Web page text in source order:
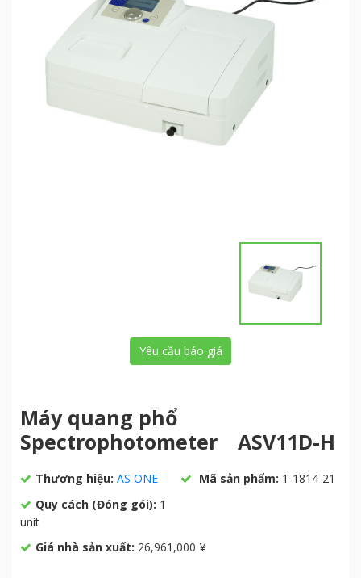
Yêu cầu báo giá
Máy quang phổ
Spectrophotometer ASV11D-H
Thương hiệu: AS ONE Mã sản phẩm: 1-1814-21
Quy cách (Đóng gói): 1
unit
Giá nhà sản xuất: 26,961,000 ¥